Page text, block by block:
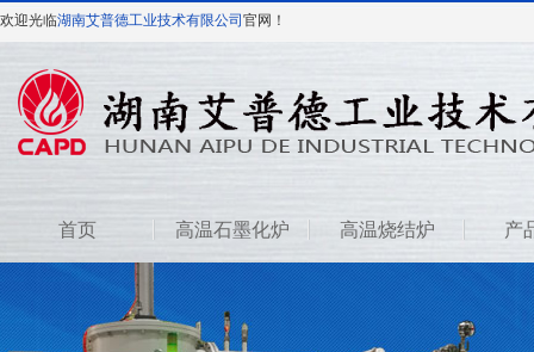
欢迎光临湖南艾普德工业技术有限公司 官网！
首页 高温石墨化炉 高温烧结炉 产